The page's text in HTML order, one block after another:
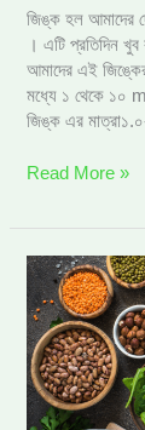
জিঙ্ক হল আমাদের
। এটি প্রতিদিন
আমাদের এই
মধ্যে ১ থেকে ১০
জিঙ্ক এর
Read More »
আয়রনের
উৎস,
কাজ,
অভাবজনিত
লক্ষণ
এবং
এর